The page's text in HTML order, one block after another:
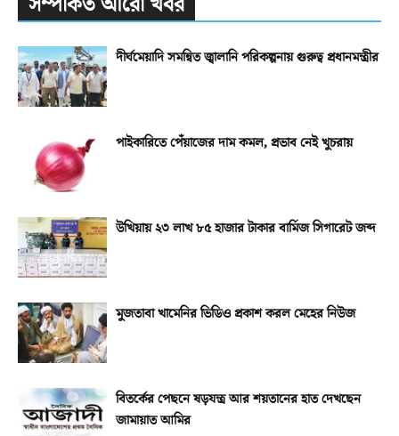
দীর্ঘমেয়াদি সমন্বিত জ্বালানি পরিকল্পনায় গুরুত্ব প্রধানমন্ত্রীর
পাইকারিতে পেঁয়াজের দাম কমল, প্রভাব নেই খুচরায়
উখিয়ায় ২৩ লাখ ৮৫ হাজার টাকার বার্মিজ সিগারেট জব্দ
মুজতাবা খামেনির ভিডিও প্রকাশ করল মেহের নিউজ
বিতর্কের পেছনে ষড়যন্ত্র আর শয়তানের হাত দেখছেন
জামায়াত আমির